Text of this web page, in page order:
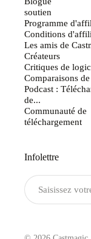
Blogue
soutien
Programme
Conditions
Les amis de
Créateurs
Critiques de
Comparaisons
Podcast :
de...
Communauté de
téléchargement
Infolettre